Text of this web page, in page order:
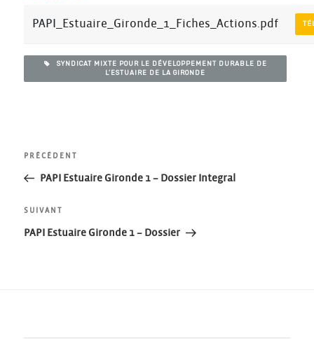
PAPI_Estuaire_Gironde_1_Fiches_Actions.pdf
SYNDICAT MIXTE POUR LE DÉVELOPPEMENT DURABLE DE
L’ESTUAIRE DE LA GIRONDE
Navigation
l’article
Article
précédent
PRÉCÉDENT
PAPI Estuaire Gironde 1 – Dossier Integral
Article
suivant
SUIVANT
PAPI Estuaire Gironde 1 – Dossier